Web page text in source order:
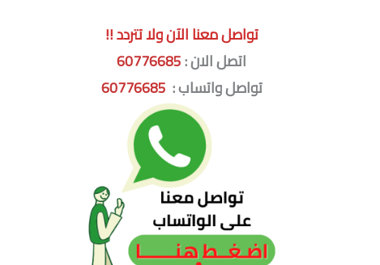
تواصل معنا الآن ولا تتردد !!
اتصل الان :60776685
تواصل واتساب :